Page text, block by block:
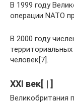
В 1999 году
операции NATO
В 2000 году
человек[7].
XXI век[ | ]
Великобритания